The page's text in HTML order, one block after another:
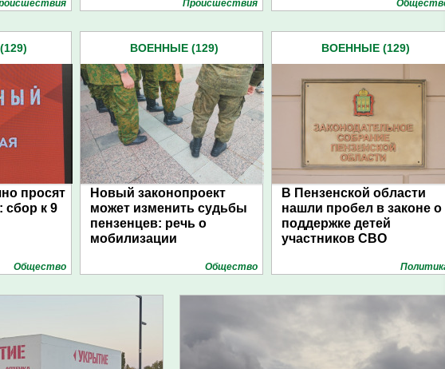
Проиcшествия
просят
сбор к 9
Общество
ВОЕННЫЕ (129)
Новый законопроект
может изменить судьбы
пензенцев: речь о
мобилизации
Общество
ВОЕННЫЕ (129)
В Пензенской области
нашли пробел в законе о
поддержке детей
участников СВО